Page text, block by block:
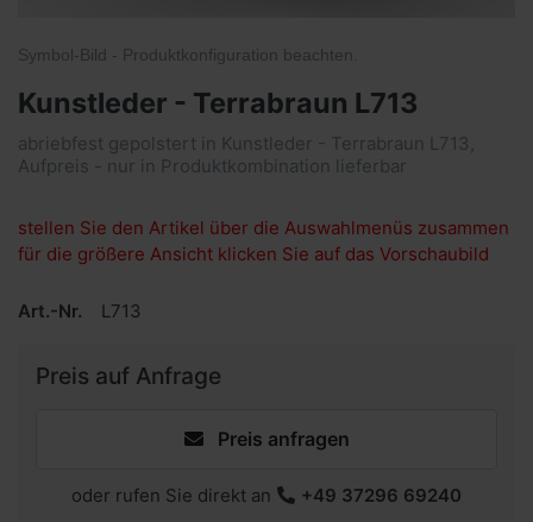
Symbol-Bild - Produktkonfiguration beachten
Kunstleder - Terrabraun L713
abriebfest gepolstert in Kunstleder - Terrabraun L713,
Aufpreis - nur in Produktkombination lieferbar
stellen Sie den Artikel über die Auswahlmenüs zusammen
für die größere Ansicht klicken Sie auf das Vorschaubild
Art.-Nr. L713
Preis auf Anfrage
Preis anfragen
oder rufen Sie direkt an +49 37296 69240